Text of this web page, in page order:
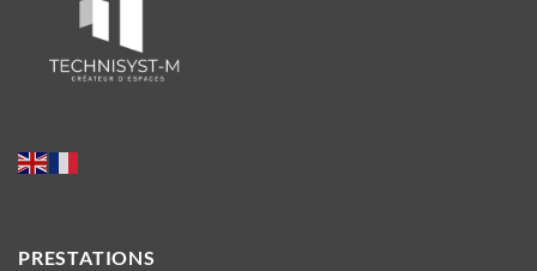
PRESTATIONS